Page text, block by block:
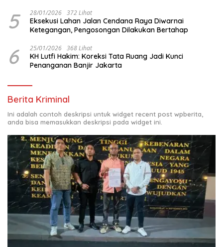
5 28/01/2026 372 Lihat
Eksekusi Lahan Jalan Cendana Raya Diwarnai
Ketegangan, Pengosongan Dilakukan Bertahap
6 25/01/2026 368 Lihat
KH Lutfi Hakim: Koreksi Tata Ruang Jadi Kunci
Penanganan Banjir Jakarta
Berita Kriminal
Ini adalah contoh deskripsi untuk widget recent post wpberita,
anda bisa memasukkan deskripsi pada widget ini.